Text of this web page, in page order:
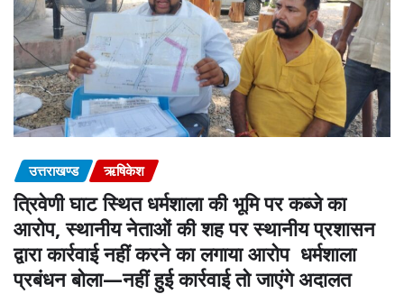
उत्तराखण्ड ऋषिकेश
त्रिवेणी घाट स्थित धर्मशाला की भूमि पर कब्जे का
आरोप, स्थानीय नेताओं की शह पर स्थानीय प्रशासन
द्वारा कार्रवाई नहीं करने का लगाया आरोप धर्मशाला
प्रबंधन बोला—नहीं हुई कार्रवाई तो जाएंगे अदालत